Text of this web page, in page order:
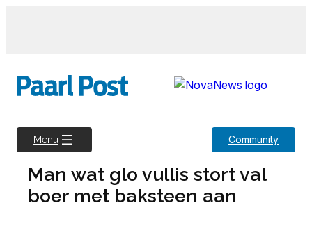
Menu Community
Man wat glo vullis stort val
boer met baksteen aan